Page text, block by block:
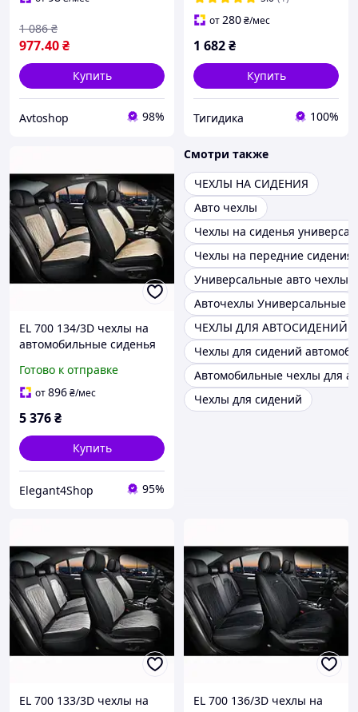
977.40₴
1 086 ₴
Купить
Avtoshop 98%
от280₴/мес
1 682₴
Купить
Тигидика 100%
EL 700 134/3D чехлы на
автомобильные сиденья
бежевые
Готово к отправке
от896₴/мес
5 376₴
Купить
Elegant4Shop 95%
Смотри также
ЧЕХЛЫ НА СИДЕНИЯ
Авто чехлы
Чехлы на сиденья
Чехлы на передние сидения
Универсальные авто чехлы
Авточехлы Универсальные
ЧЕХЛЫ ДЛЯ АВТОСИДЕНИЙ
Чехлы для сидений
Автомобильные чехлы для
Чехлы для сидений
EL 700 133/3D чехлы на
EL 700 136/3D чехлы на